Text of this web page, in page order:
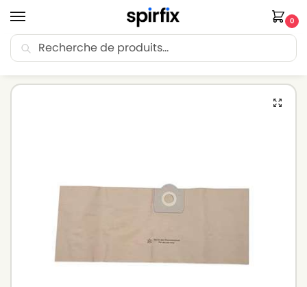
0
🚚 Livraison Point Relais offerte dès 30€ d’achat.